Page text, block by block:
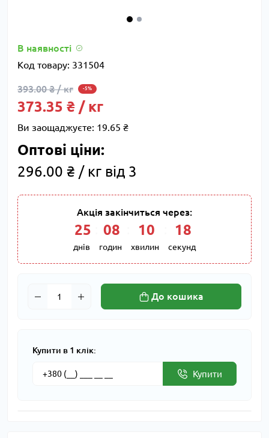
В наявності
Код товару: 331504
393.00 ₴ / кг -5%
373.35 ₴ / кг
Ви заощаджуєте: 19.65 ₴
Оптові ціни:
296.00 ₴ / кг від 3
Акція закінчиться через:
25
днів
08
годин
10
хвилин
17
секунд
До кошика
Купити в 1 клік:
Купити